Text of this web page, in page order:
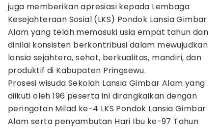
juga memberikan apresiasi kepada Lembaga
Kesejahteraan Sosial (LKS) Pondok Lansia Gimbar
Alam yang telah memasuki usia empat tahun dan
dinilai konsisten berkontribusi dalam mewujudkan
lansia sejahtera, sehat, berkualitas, mandiri, dan
produktif di Kabupaten Pringsewu.
Prosesi wisuda Sekolah Lansia Gimbar Alam yang
diikuti oleh 196 peserta ini dirangkaikan dengan
peringatan Milad ke-4 LKS Pondok Lansia Gimbar
Alam serta penyambutan Hari Ibu ke-97 Tahun